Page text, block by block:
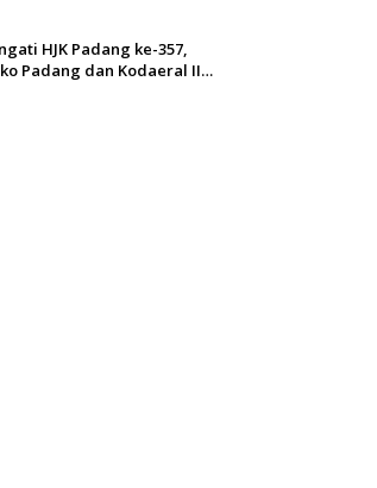
HJK Padang ke-357,
Padang dan Kodaeral II